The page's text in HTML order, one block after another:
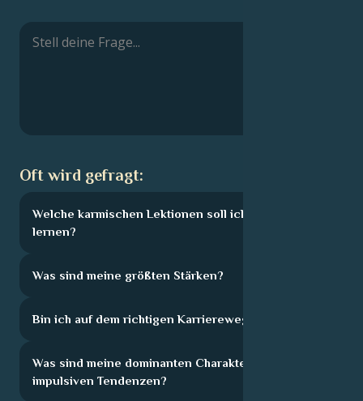
Oft wird gefragt:
Welche karmischen Lektionen soll ich hier
lernen?
Was sind meine größten Stärken?
Bin ich auf dem richtigen Karriereweg?
Was sind meine dominanten Charakterzüge und
impulsiven Tendenzen?